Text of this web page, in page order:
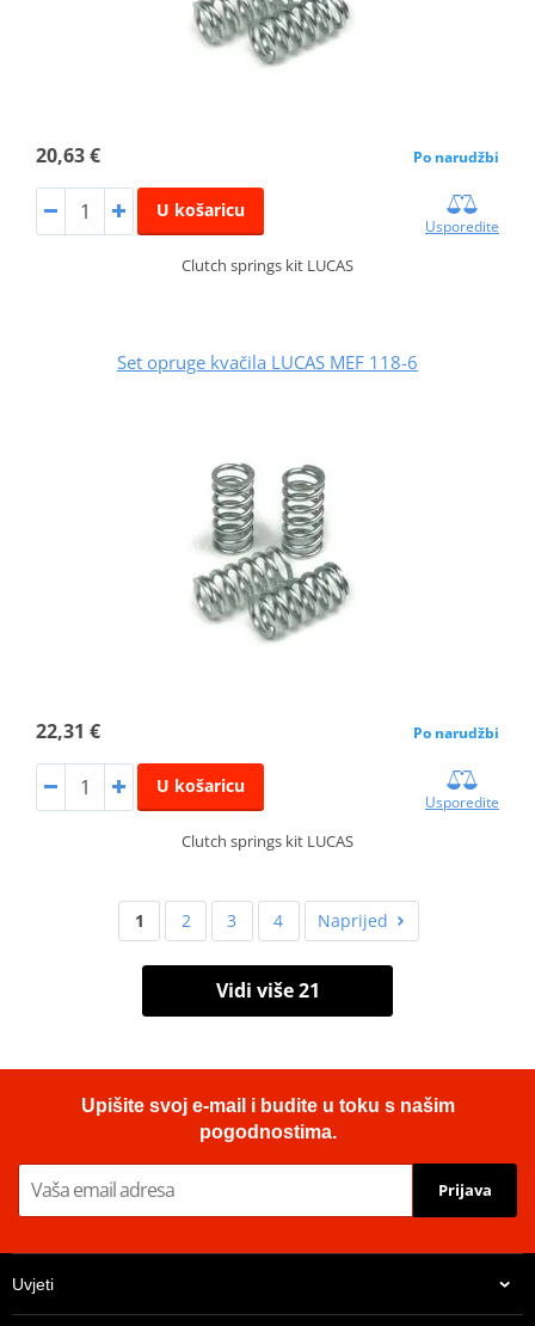
20,63 € Po narudžbi
U košaricu
Usporedite
Clutch springs kit LUCAS
Set opruge kvačila LUCAS MEF 118-6
22,31 € Po narudžbi
U košaricu
Usporedite
Clutch springs kit LUCAS
1 2 3 4 Naprijed
Vidi više 21
Upišite svoj e-mail i budite u toku s našim
pogodnostima.
Prijava
Uvjeti